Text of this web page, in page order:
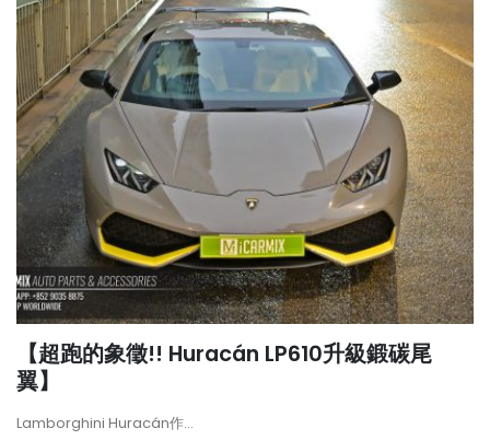
【超跑的象徵!! Huracán LP610升級鍛碳尾
翼】
Lamborghini Huracán作...